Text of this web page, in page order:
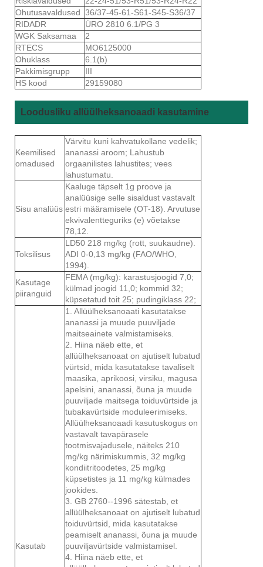
Ohutusavaldused 36/37-45-61-S61-S45-S36/37
RIDADR
ÜRO 2810 6.1/PG 3
WGK Saksamaa
2
RTECS
MO6125000
Ohuklass
6.1(b)
Pakkimisgrupp
III
HS kood
29159080
Loodusliku allüülheksanoaadi kasutamine
Keemilised
omadused
Värvitu kuni kahvatukollane vedelik;
ananassi aroom; Lahustub
orgaanilistes lahustites; vees
lahustumatu.
Sisu analüüs
Kaaluge täpselt 1g proove ja
analüüsige selle sisaldust vastavalt
estri määramisele (OT-18). Arvutuse
ekvivalentteguriks (e) võetakse
78,12.
Toksilisus
LD50 218 mg/kg (rott, suukaudne).
ADI 0-0,13 mg/kg (FAO/WHO,
1994).
Kasutage
piiranguid
FEMA (mg/kg): karastusjoogid 7,0;
külmad joogid 11,0; kommid 32;
küpsetatud toit 25; pudingiklass 22;
Kasutab
1. Allüülheksanoaati kasutatakse
ananassi ja muude puuviljade
maitseainete valmistamiseks.
2. Hiina näeb ette, et
allüülheksanoaat on ajutiselt lubatud
vürtsid, mida kasutatakse tavaliselt
maasika, aprikoosi, virsiku, magusa
apelsini, ananassi, õuna ja muude
puuviljade maitsega toiduvürtside ja
tubakavürtside moduleerimiseks.
Allüülheksanoaadi kasutuskogus on
vastavalt tavapärasele
tootmisvajadusele, näiteks 210
mg/kg närimiskummis, 32 mg/kg
kondiitritoodetes, 25 mg/kg
küpsetistes ja 11 mg/kg külmades
jookides.
3. GB 2760--1996 sätestab, et
allüülheksanoaat on ajutiselt lubatud
toiduvürtsid, mida kasutatakse
peamiselt ananassi, õuna ja muude
puuviljavürtside valmistamisel.
4. Hiina näeb ette, et